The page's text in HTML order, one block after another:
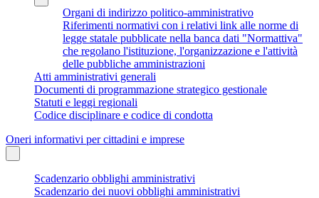
Organi di indirizzo politico-amministrativo
Riferimenti normativi con i relativi link alle norme di
legge statale pubblicate nella banca dati "Normattiva"
che regolano l'istituzione, l'organizzazione e l'attività
delle pubbliche amministrazioni
Atti amministrativi generali
Documenti di programmazione strategico gestionale
Statuti e leggi regionali
Codice disciplinare e codice di condotta
Oneri informativi per cittadini e imprese
Scadenzario obblighi amministrativi
Scadenzario dei nuovi obblighi amministrativi